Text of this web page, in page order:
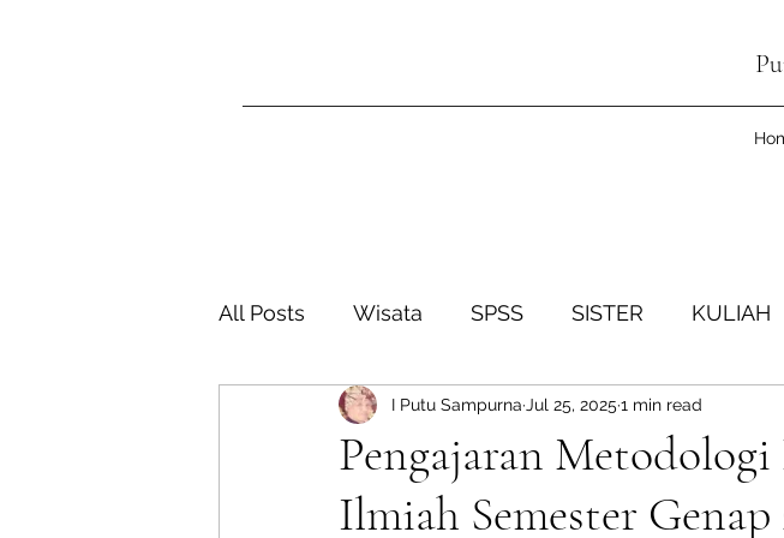
All Posts Wisata SPSS SISTER KULIAH
SISTER Ganjil 2024-2025 SISTER Genap 2024-
Sister Genap 2026
Pengajaran
Ilmiah Semester Genap
I Putu Sampurna Jul 25, 2025 1 min read